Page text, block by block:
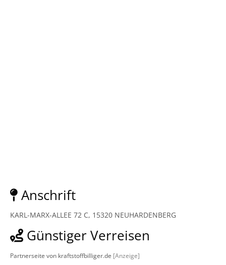
Anschrift
KARL-MARX-ALLEE 72 C, 15320 NEUHARDENBERG
Günstiger Verreisen
Partnerseite von kraftstoffbilliger.de [Anzeige]